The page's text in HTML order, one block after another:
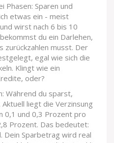
Phasen: Sparen und
etwas ein - meist
wirst nach 6 bis 10
du ein Darlehen,
zurückzahlen musst. Der
egal wie sich die
Klingt wie ein
oder?
Während du sparst,
liegt die Verzinsung
0,1 und 0,3 Prozent pro
Prozent. Das bedeutet:
Dein Sparbetrag wird real